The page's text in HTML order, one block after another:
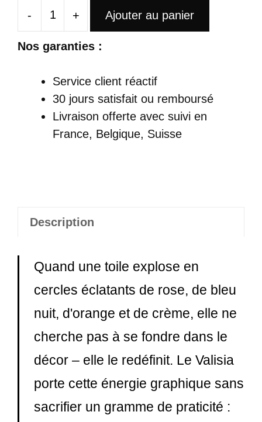
-
quantité
Main
Dos
+ Ajouter au panier
Nos garanties :
Service client réactif
30 jours satisfait ou remboursé
Livraison offerte avec suivi en
France, Belgique, Suisse
Description
Quand une toile explose en
cercles éclatants de rose, de bleu
nuit, d'orange et de crème, elle ne
cherche pas à se fondre dans le
décor – elle le redéfinit. Le Valisia
porte cette énergie graphique sans
sacrifier un gramme de praticité :